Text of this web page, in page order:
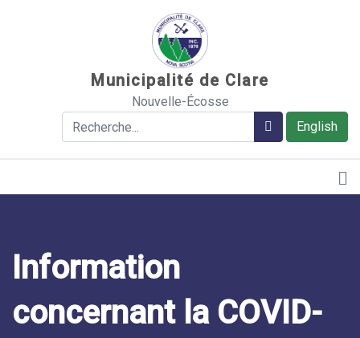
Municipalité de Clare
Nouvelle-Écosse
English
Rechercher Rechercher
Information
concernant la COVID-